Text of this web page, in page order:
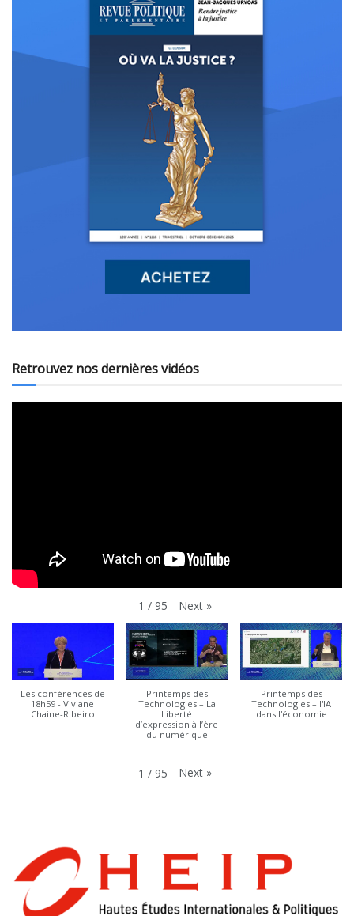
Retrouvez nos dernières vidéos
1 / 95 Next »
Les conférences de
18h59 - Viviane
Chaine-Ribeiro
Printemps des
Technologies – La
Liberté
d’expression à l’ère
du numérique
Printemps des
Technologies – l'IA
dans l'économie
1 / 95 Next »